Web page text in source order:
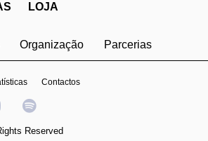
LOJA
Organização Parcerias
Contactos
Reserved